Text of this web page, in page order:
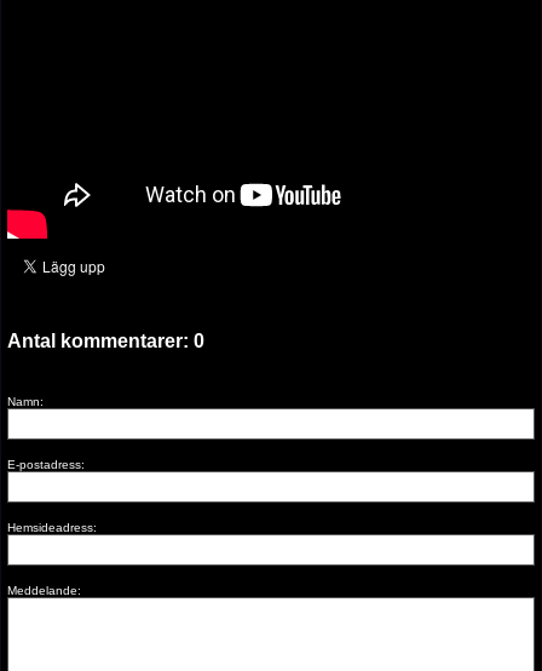
Antal kommentarer: 0
Namn:
E-postadress:
Hemsideadress:
Meddelande: